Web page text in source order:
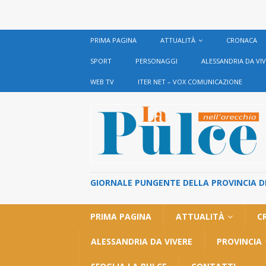
PRIMA PAGINA ATTUALITÀ CRONACA
SPORT PERSONAGGI ALESSANDRIA DA
WEB TV ITER NET – VOX COMUNICAZIONE
GIORNALE PUNGENTE DELLA PROVINCIA
PRIMA PAGINA ATTUALITÀ
ALESSANDRIA DA VIVERE PROVINCIA